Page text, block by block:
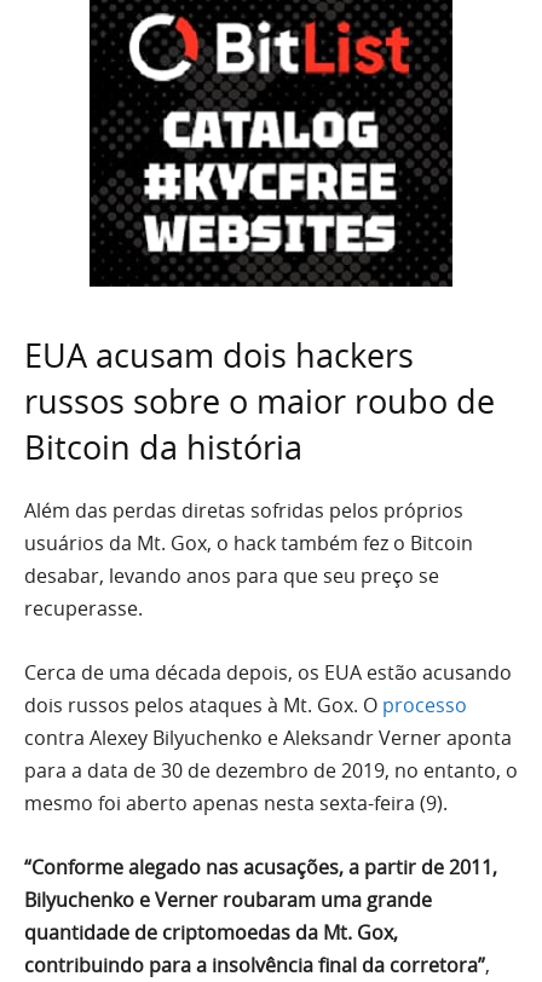
EUA acusam dois hackers
russos sobre o maior roubo de
Bitcoin da história
Além das perdas diretas sofridas pelos próprios
usuários da Mt. Gox, o hack também fez o Bitcoin
desabar, levando anos para que seu preço se
recuperasse.
Cerca de uma década depois, os EUA estão acusando
dois russos pelos ataques à Mt. Gox. O processo
contra Alexey Bilyuchenko e Aleksandr Verner aponta
para a data de 30 de dezembro de 2019, no entanto, o
mesmo foi aberto apenas nesta sexta-feira (9).
“Conforme alegado nas acusações, a partir de 2011,
Bilyuchenko e Verner roubaram uma grande
quantidade de criptomoedas da Mt. Gox,
contribuindo para a insolvência final da corretora”,